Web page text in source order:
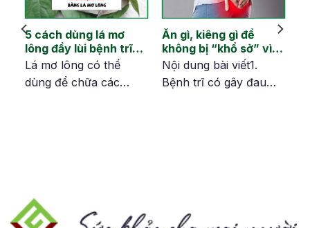
5 cách dùng lá mơ
lông đẩy lùi bệnh trĩ
đơn giản và an toàn
Lá mơ lông có thể
dùng để chữa các
tưởng và áp dụng vì nó
có tác dụng như một vị
Ăn gì, kiêng gì để
không bị “khổ sở” vì
bệnh trĩ trong mùa
hè?
Nội dung bài viết1.
Bệnh trĩ có gây đau
nguyệt3.3. Dấu hiệu